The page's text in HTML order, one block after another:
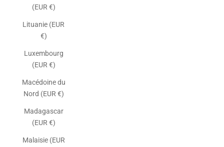
(EUR €)
Lituanie (EUR
€)
Luxembourg
(EUR €)
Macédoine du
Nord (EUR €)
Madagascar
(EUR €)
Malaisie (EUR